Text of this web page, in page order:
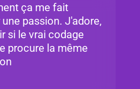
ça me fait
passion. J'adore,
si le vrai codage
procure la même